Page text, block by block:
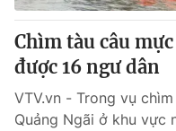
Chìm tàu câu
được 16 ngư dân
VTV.vn - Trong vụ
Quảng Ngãi ở khu vực